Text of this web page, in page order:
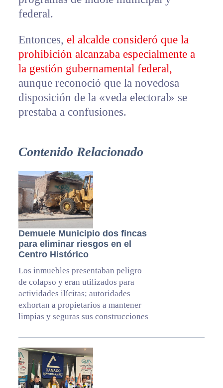
federal.
Entonces, el alcalde consideró que la
prohibición alcanzaba especialmente a
la gestión gubernamental federal,
aunque reconoció que la novedosa
disposición de la «veda electoral» se
prestaba a confusiones.
Contenido Relacionado
Demuele Municipio dos fincas
para eliminar riesgos en el
Centro Histórico
Los inmuebles presentaban peligro
de colapso y eran utilizados para
actividades ilícitas; autoridades
exhortan a propietarios a mantener
limpias y seguras sus construcciones